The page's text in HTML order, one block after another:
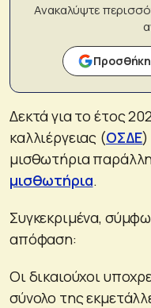
Ανακαλύψτε
Δεκτά για το έτος
καλλιέργειας (ΟΣΔΕ)
μισθωτήρια
μισθωτήρια.
Συγκεκριμένα,
απόφαση:
Οι δικαιούχοι
σύνολο της